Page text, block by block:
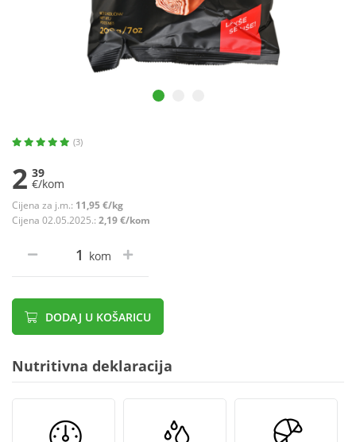
(3)
2 39
€/kom
Cijena za j.m.: 11,95 €/kg
Cijena 02.05.2025.: 2,19 €/kom
kom
DODAJ U KOŠARICU
Nutritivna deklaracija